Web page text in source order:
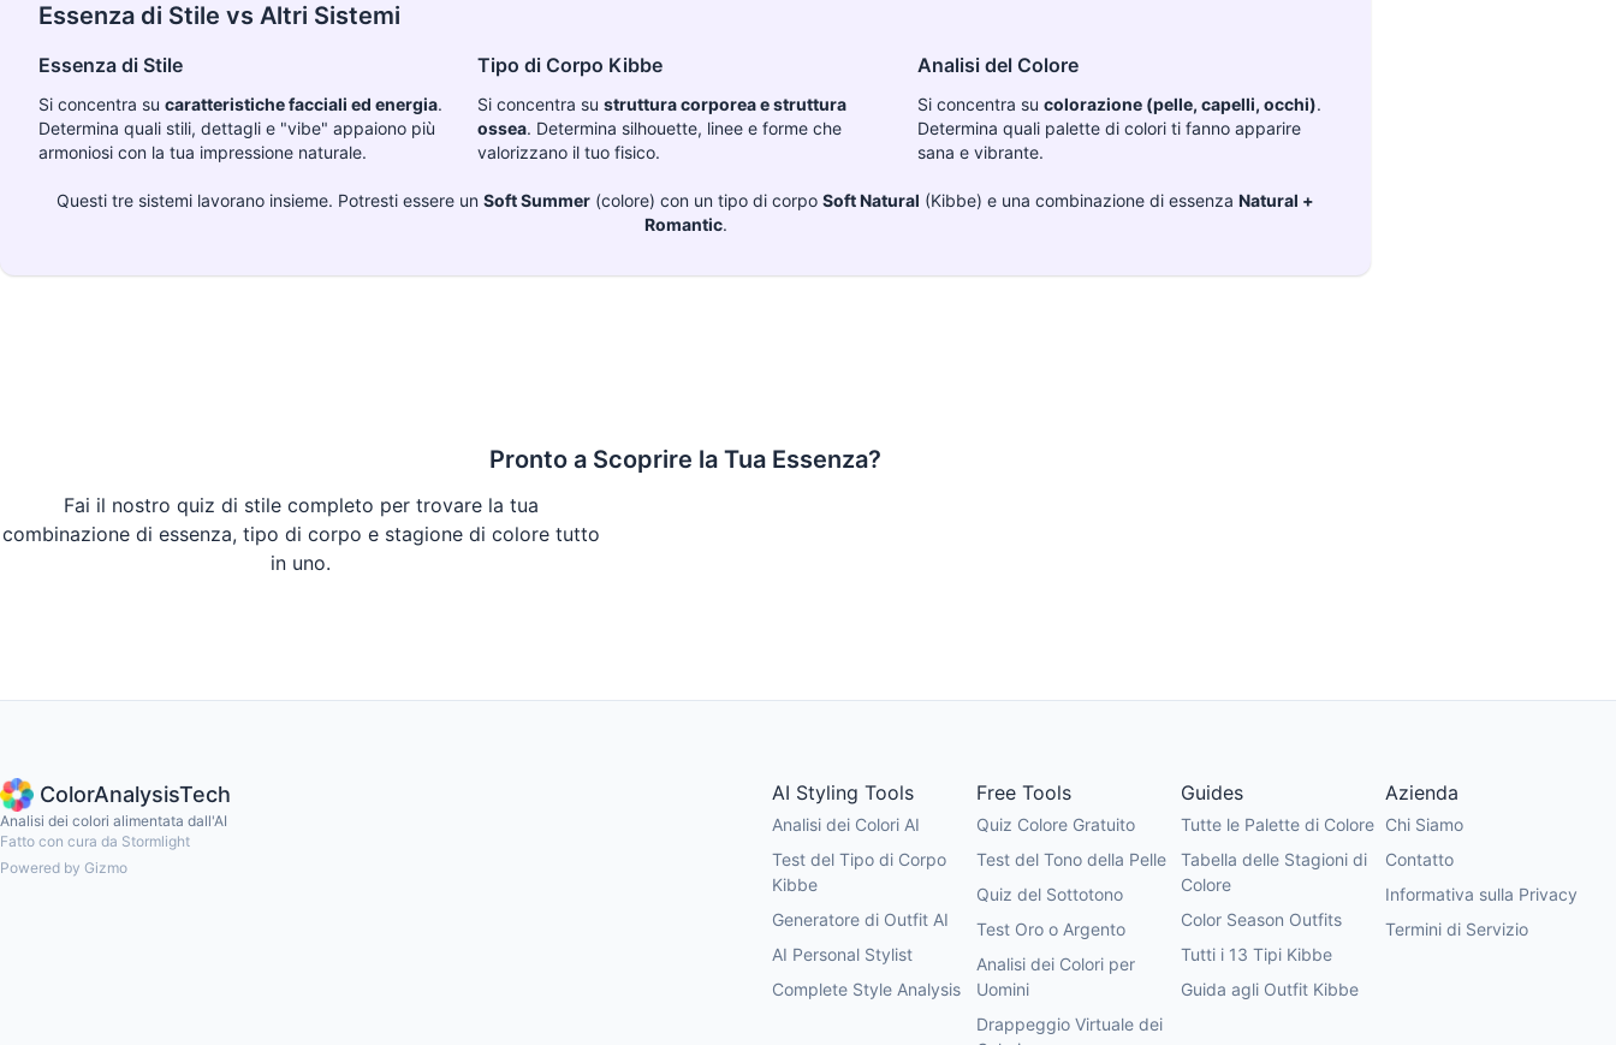
Essenza di Stile vs Altri Sistemi
Essenza di Stile
Si concentra su caratteristiche facciali ed energia.
Determina quali stili, dettagli e "vibe" appaiono più
armoniosi con la tua impressione naturale.
Tipo di Corpo Kibbe
Si concentra sustruttura corporea e struttura
ossea. Determina silhouette, linee e forme che
valorizzano il tuo fisico.
Analisi del Colore
Si concentra su colorazione (pelle, capelli, occhi).
Determina quali palette di colori ti fanno apparire
sana e vibrante.
Questi tre sistemi lavorano insieme. Potresti essere un Soft Summer (colore) con un tipo di corpo Soft Natural (Kibbe) e una combinazione di essenza Natural +
Romantic.
Pronto a Scoprire la Tua Essenza?
Fai il nostro quiz di stile completo per trovare la tua
combinazione di essenza, tipo di corpo e stagione di colore tutto
in uno.
ColorAnalysisTech
Analisi dei colori alimentata dall'AI
Fatto con cura da Stormlight
Powered by Gizmo
AI Styling Tools
Analisi dei Colori AI
Test del Tipo di Corpo
Kibbe
Generatore di Outfit AI
AI Personal Stylist
Complete Style Analysis
Free Tools
Quiz Colore Gratuito
Test del Tono della Pelle
Quiz del Sottotono
Test Oro o Argento
Analisi dei Colori per
Uomini
Drappeggio Virtuale dei
Guides
Tutte le Palette di Colore
Tabella delle Stagioni di
Colore
Color Season Outfits
Tutti i 13 Tipi Kibbe
Guida agli Outfit Kibbe
Azienda
Chi Siamo
Contatto
Informativa sulla Privacy
Termini di Servizio